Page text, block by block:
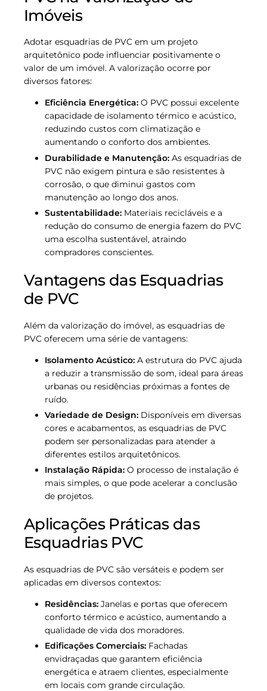
Imóveis
Adotar esquadrias de PVC em um projeto
arquitetônico pode influenciar positivamente o
valor de um imóvel. A valorização ocorre por
diversos fatores:
Eficiência Energética: O PVC possui excelente
capacidade de isolamento térmico e acústico,
reduzindo custos com climatização e
aumentando o conforto dos ambientes.
Durabilidade e Manutenção: As esquadrias de
PVC não exigem pintura e são resistentes à
corrosão, o que diminui gastos com
manutenção ao longo dos anos.
Sustentabilidade: Materiais recicláveis e a
redução do consumo de energia fazem do PVC
uma escolha sustentável, atraindo
compradores conscientes.
Vantagens das Esquadrias
de PVC
Além da valorização do imóvel, as esquadrias de
PVC oferecem uma série de vantagens:
Isolamento Acústico: A estrutura do PVC ajuda
a reduzir a transmissão de som, ideal para áreas
urbanas ou residências próximas a fontes de
ruído.
Variedade de Design: Disponíveis em diversas
cores e acabamentos, as esquadrias de PVC
podem ser personalizadas para atender a
diferentes estilos arquitetônicos.
Instalação Rápida: O processo de instalação é
mais simples, o que pode acelerar a conclusão
de projetos.
Aplicações Práticas das
Esquadrias PVC
As esquadrias de PVC são versáteis e podem ser
aplicadas em diversos contextos:
Residências: Janelas e portas que oferecem
conforto térmico e acústico, aumentando a
qualidade de vida dos moradores.
Edificações Comerciais: Fachadas
envidraçadas que garantem eficiência
energética e atraem clientes, especialmente
em locais com grande circulação.